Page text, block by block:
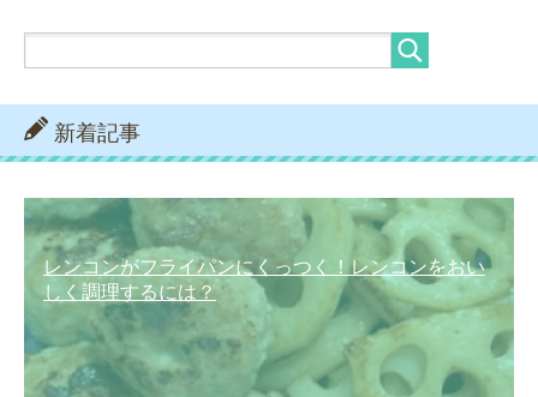
新着記事
レンコンがフライパンにくっつく！レンコンをおい
しく調理するには？